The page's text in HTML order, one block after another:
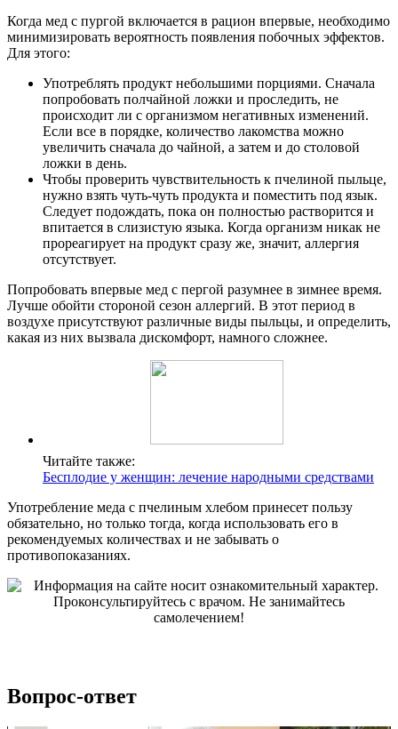
Когда мед с пургой включается в рацион впервые, необходимо
минимизировать вероятность появления побочных эффектов.
Для этого:
Употреблять продукт небольшими порциями. Сначала
попробовать полчайной ложки и проследить, не
происходит ли с организмом негативных изменений.
Если все в порядке, количество лакомства можно
увеличить сначала до чайной, а затем и до столовой
ложки в день.
Чтобы проверить чувствительность к пчелиной пыльце,
нужно взять чуть-чуть продукта и поместить под язык.
Следует подождать, пока он полностью растворится и
впитается в слизистую языка. Когда организм никак не
прореагирует на продукт сразу же, значит, аллергия
отсутствует.
Попробовать впервые мед с пергой разумнее в зимнее время.
Лучше обойти стороной сезон аллергий. В этот период в
воздухе присутствуют различные виды пыльцы, и определить,
какая из них вызвала дискомфорт, намного сложнее.
Читайте также:
Бесплодие у женщин: лечение народными средствами
Употребление меда с пчелиным хлебом принесет пользу
обязательно, но только тогда, когда использовать его в
рекомендуемых количествах и не забывать о
противопоказаниях.
Вопрос-ответ